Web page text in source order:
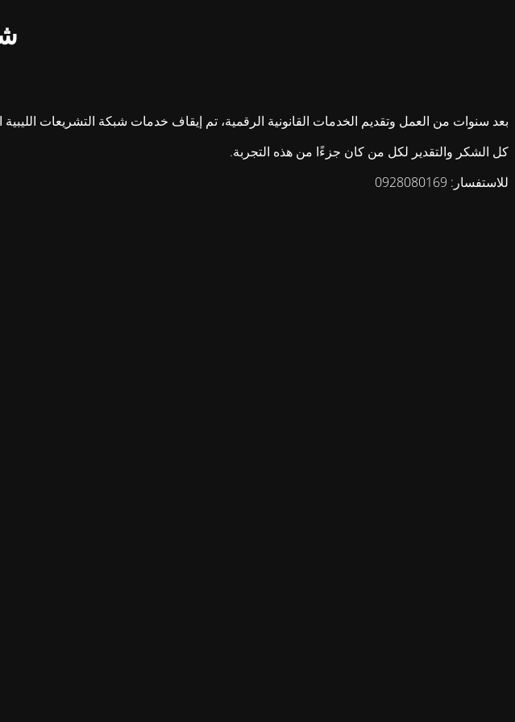
بعد سنوات من العمل وتقديم الخدمات القانونية الرقمية، تم إيقاف خدمات شبكة التشريعات الليبية
كل الشكر والتقدير لكل من كان جزءًا من هذه التجربة.
للاستفسار: 0928080169